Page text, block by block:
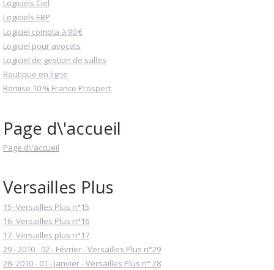
Logiciels Ciel
Logiciels EBP
Logiciel compta à 90 €
Logiciel pour avocats
Logiciel de gestion de salles
Boutique en ligne
Remise 10 % France Prospect
Page d\'accueil
Page d\'accueil
Versailles Plus
15- Versailles Plus n°15
16- Versailles Plus n°16
17- Versailles plus n°17
29 - 2010 - 02 - Février - Versailles Plus n°29
28- 2010 - 01 - Janvier - Versailles Plus n° 28